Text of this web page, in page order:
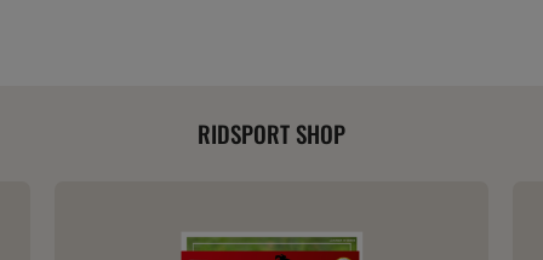
RIDSPORT SHOP